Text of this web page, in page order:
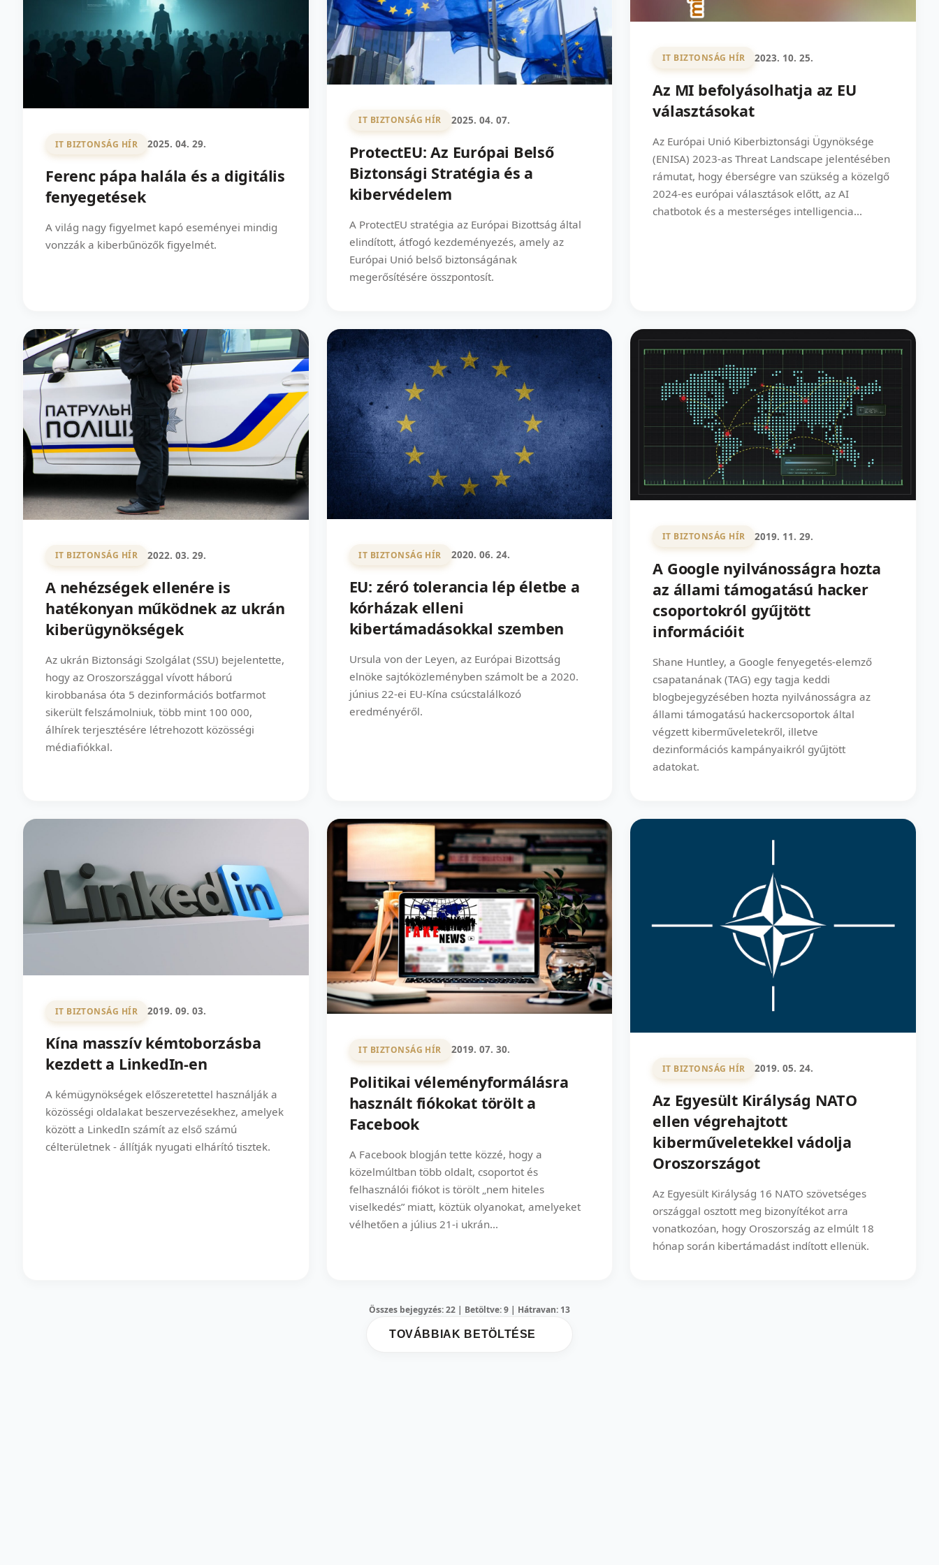
IT BIZTONSÁG HÍR 2025. 04. 29.
Ferenc pápa halála és a digitális
fenyegetések
A világ nagy figyelmet kapó eseményei mindig
vonzzák a kiberbűnözők figyelmét.
IT BIZTONSÁG HÍR 2025. 04. 07.
ProtectEU: Az Európai Belső
Biztonsági Stratégia és a
kibervédelem
A ProtectEU stratégia az Európai Bizottság által
elindított, átfogó kezdeményezés, amely az
Európai Unió belső biztonságának
megerősítésére összpontosít.
IT BIZTONSÁG HÍR 2023. 10. 25.
Az MI befolyásolhatja az EU
választásokat
Az Európai Unió Kiberbiztonsági Ügynöksége
(ENISA) 2023-as Threat Landscape jelentésében
rámutat, hogy éberségre van szükség a közelgő
2024-es európai választások előtt, az AI
chatbotok és a mesterséges intelligencia...
IT BIZTONSÁG HÍR 2022. 03. 29.
A nehézségek ellenére is
hatékonyan működnek az ukrán
kiberügynökségek
Az ukrán Biztonsági Szolgálat (SSU) bejelentette,
hogy az Oroszországgal vívott háború
kirobbanása óta 5 dezinformációs botfarmot
sikerült felszámolniuk, több mint 100 000,
álhírek terjesztésére létrehozott közösségi
médiafiókkal.
IT BIZTONSÁG HÍR 2020. 06. 24.
EU: zéró tolerancia lép életbe a
kórházak elleni
kibertámadásokkal szemben
Ursula von der Leyen, az Európai Bizottság
elnöke sajtóközleményben számolt be a 2020.
június 22-ei EU-Kína csúcstalálkozó
eredményéről.
IT BIZTONSÁG HÍR 2019. 11. 29.
A Google nyilvánosságra hozta
az állami támogatású hacker
csoportokról gyűjtött
információit
Shane Huntley, a Google fenyegetés-elemző
csapatanának (TAG) egy tagja keddi
blogbejegyzésében hozta nyilvánosságra az
állami támogatású hackercsoportok által
végzett kiberműveletekről, illetve
dezinformációs kampányaikról gyűjtött
adatokat.
IT BIZTONSÁG HÍR 2019. 09. 03.
Kína masszív kémtoborzásba
kezdett a LinkedIn-en
A kémügynökségek előszeretettel használják a
közösségi oldalakat beszervezésekhez, amelyek
között a LinkedIn számít az első számú
célterületnek - állítják nyugati elhárító tisztek.
IT BIZTONSÁG HÍR 2019. 07. 30.
Politikai véleményformálásra
használt fiókokat törölt a
Facebook
A Facebook blogján tette közzé, hogy a
közelmúltban több oldalt, csoportot és
felhasználói fiókot is törölt „nem hiteles
viselkedés” miatt, köztük olyanokat, amelyeket
vélhetően a július 21-i ukrán...
IT BIZTONSÁG HÍR 2019. 05. 24.
Az Egyesült Királyság NATO
ellen végrehajtott
kiberműveletekkel vádolja
Oroszországot
Az Egyesült Királyság 16 NATO szövetséges
országgal osztott meg bizonyítékot arra
vonatkozóan, hogy Oroszország az elmúlt 18
hónap során kibertámadást indított ellenük.
Összes bejegyzés: 22 | Betöltve: 9 | Hátravan: 13
TOVÁBBIAK BETÖLTÉSE